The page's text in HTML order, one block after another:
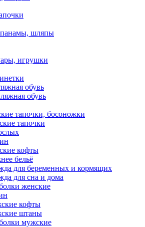
шляпы
игрушки
обувь
обувь
тапочки, босоножки
тапочки
кофты
бельё
для беременных и кормящих
для сна и дома
женские
кофты
штаны
мужские